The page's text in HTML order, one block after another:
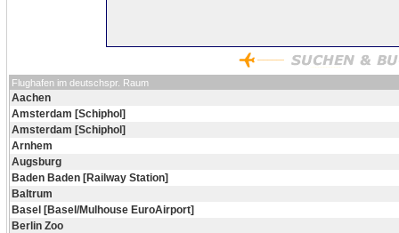
Flughafen im deutschspr. Raum
Aachen
Amsterdam [Schiphol]
Amsterdam [Schiphol]
Arnhem
Augsburg
Baden Baden [Railway Station]
Baltrum
Basel [Basel/Mulhouse EuroAirport]
Berlin Zoo